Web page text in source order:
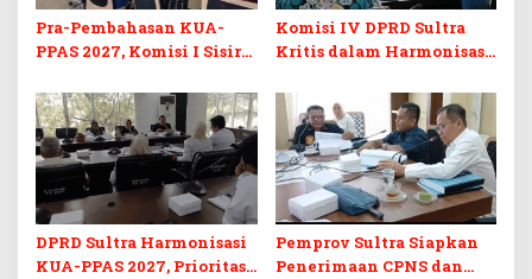
Pra-Pembahasan KUA-
PPAS 2027, Komisi I Sisir
Berkelanjutan
Komisi IV DPRD Sultra
Kritis dalam Harmonisasi
Perubahan APBD 2026
DPRD Sultra Harmonisasi
KUA-PPAS 2027, Prioritas
Pemprov Sultra Siapkan
Penerimaan CPNS dan